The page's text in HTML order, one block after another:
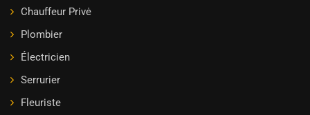
Chauffeur Privė
Plombier
Électricien
Serrurier
Fleuriste